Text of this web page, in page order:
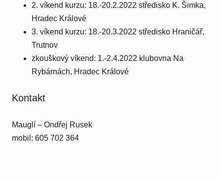
2. víkend kurzu: 18.-20.2.2022 středisko K. Šimka,
Hradec Králové
3. víkend kurzu: 18.-20.3.2022 středisko Hraničář,
Trutnov
zkouškový víkend: 1.-2.4.2022 klubovna Na
Rybárnách, Hradec Králové
Kontakt
Mauglí – Ondřej Rusek
mobil: 605 702 364